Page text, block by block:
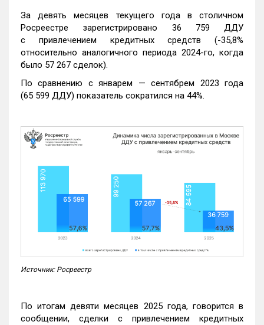
За девять месяцев текущего года в столичном
Росреестре зарегистрировано 36 759 ДДУ
с привлечением кредитных средств (-35,8%
относительно аналогичного периода 2024-го, когда
было 57 267 сделок).
По сравнению с январем — сентябрем 2023 года
(65 599 ДДУ) показатель сократился на 44%.
Источник: Росреестр
По итогам девяти месяцев 2025 года, говорится в
сообщении, сделки с привлечением кредитных